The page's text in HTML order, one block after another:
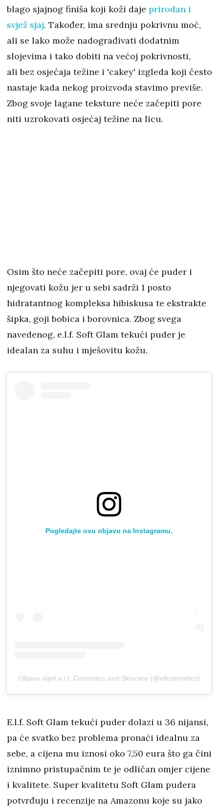
blago sjajnog finiša koji koži daje prirodan i
svjež sjaj. Također, ima srednju pokrivnu moć,
ali se lako može nadograđivati dodatnim
slojevima i tako dobiti na većoj pokrivnosti,
ali bez osjećaja težine i 'cakey' izgleda koji često
nastaje kada nekog proizvoda stavimo previše.
Zbog svoje lagane teksture neće začepiti pore
niti uzrokovati osjećaj težine na licu.
Osim što neće začepiti pore, ovaj će puder i
njegovati kožu jer u sebi sadrži 1 posto
hidratantnog kompleksa hibiskusa te ekstrakte
šipka, goji bobica i borovnica. Zbog svega
navedenog, e.l.f. Soft Glam tekući puder je
idealan za suhu i mješovitu kožu.
Pogledajte ovu objavu na Instagramu.
Objavu dijeli e.l.f. Cosmetics and Skincare (@elfcosmetics)
E.l.f. Soft Glam tekući puder dolazi u 36 nijansi,
pa će svatko bez problema pronaći idealnu za
sebe, a cijena mu iznosi oko 7,50 eura što ga čini
iznimno pristupačnim te je odličan omjer cijene
i kvalitete. Super kvalitetu Soft Glam pudera
potvrđuju i recenzije na Amazonu koje su jako